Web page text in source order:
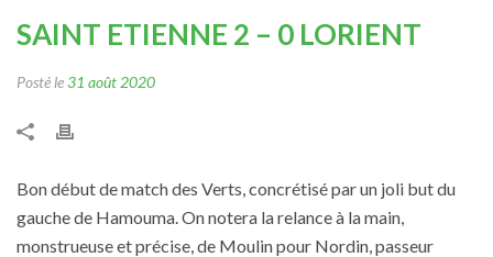
SAINT ETIENNE 2 – 0 LORIENT
Posté le31 août 2020
Bon début de match des Verts, concrétisé par un joli but du
gauche de Hamouma. On notera la relance à la main,
monstrueuse et précise, de Moulin pour Nordin, passeur